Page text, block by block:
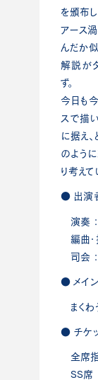
を頒布し
アース
んだか
解説が
ず。
今日も
スで描
に据え
のよう
り考えて
● 出演
演奏
編曲・
司会
● メイ
まくわ
● チケ
全席
SS席